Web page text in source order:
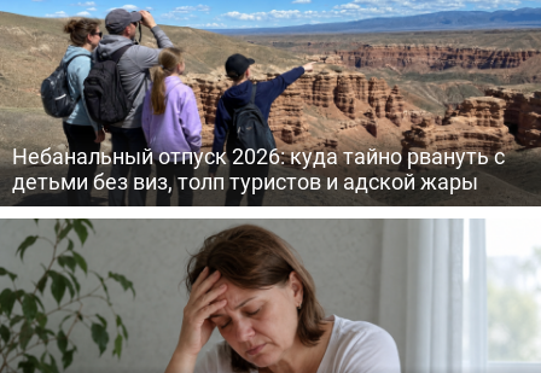
Небанальный отпуск 2026: куда тайно рвануть с
детьми без виз, толп туристов и адской жары